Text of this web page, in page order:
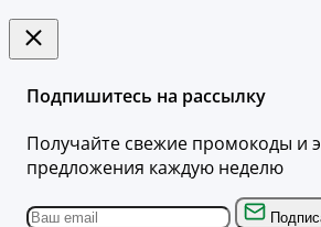
Подпишитесь на рассылку
Получайте свежие промокоды и
предложения каждую неделю